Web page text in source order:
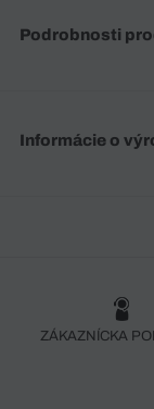
Podrobnosti
Informácie o
ZÁKAZNÍCKA